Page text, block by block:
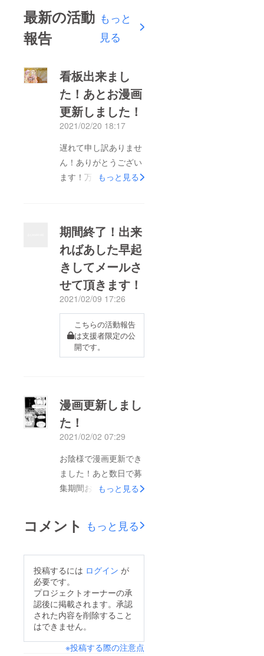
最新の活動
報告
もっと
見る
看板出来まし
た！あとお漫画
更新しました！
2021/02/20 18:17
遅れて申し訳ありませ
ん！ありがとうござい
ます！万が一記入間
もっと見る
期間終了！出来
ればあした早起
きしてメールさ
せて頂きます！
2021/02/09 17:26
こちらの活動報告
は支援者限定の公
開です。
漫画更新しまし
た！
2021/02/02 07:29
お陰様で漫画更新でき
ました！あと数日で募
集期間おわりますの
くれた人向けのページ
公開します！！ではま
もっと見る
コメント もっと見る
投稿するには ログイン が
必要です。
プロジェクトオーナーの承
認後に掲載されます。承認
された内容を削除すること
はできません。
※投稿する際の注意点